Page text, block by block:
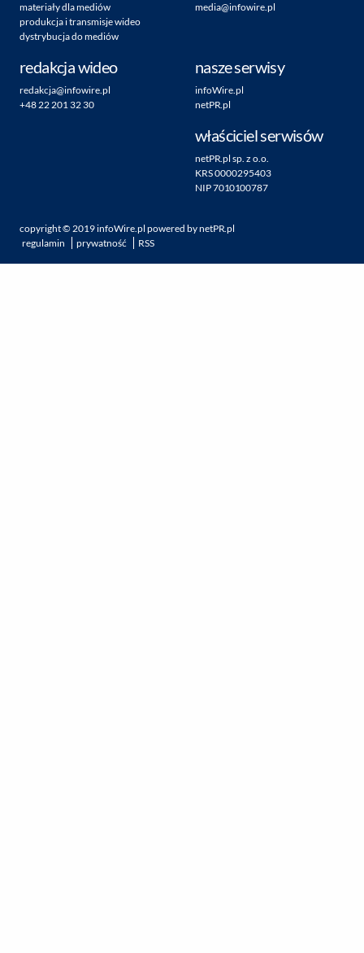
materiały dla mediów
produkcja i transmisje wideo
dystrybucja do mediów
media@infowire.pl
redakcja wideo
redakcja@infowire.pl
+48 22 201 32 30
nasze serwisy
infoWire.pl
netPR.pl
właściciel serwisów
netPR.pl sp. z o.o.
KRS 0000295403
NIP 7010100787
copyright ©2019infoWire.pl powered bynetPR.pl
regulamin
prywatność RSS